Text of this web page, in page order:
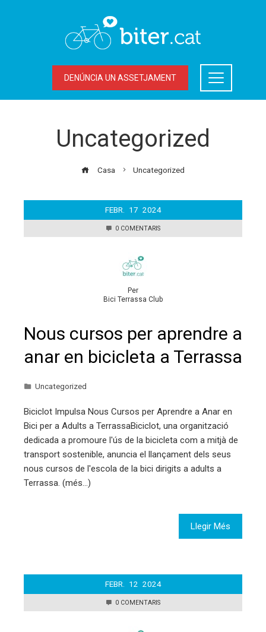
DENÚNCIA UN ASSETJAMENT
Uncategorized
Casa Uncategorized
FEBR. 17 2024
0 COMENTARIS
Per
Bici Terrassa Club
Nous cursos per aprendre a
anar en bicicleta a Terrassa
Uncategorized
Biciclot Impulsa Nous Cursos per Aprendre a Anar en
Bici per a Adults a TerrassaBiciclot, una organització
dedicada a promoure l'ús de la bicicleta com a mitjà de
transport sostenible, anuncia el llançament dels seus
nous cursos de l'escola de la bici dirigits a adults a
Terrassa. (més…)
Llegir Més
FEBR. 12 2024
0 COMENTARIS